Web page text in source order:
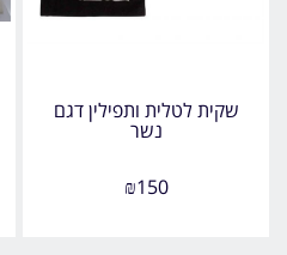
שקית לטלית ותפילין דגם
נשר
₪150